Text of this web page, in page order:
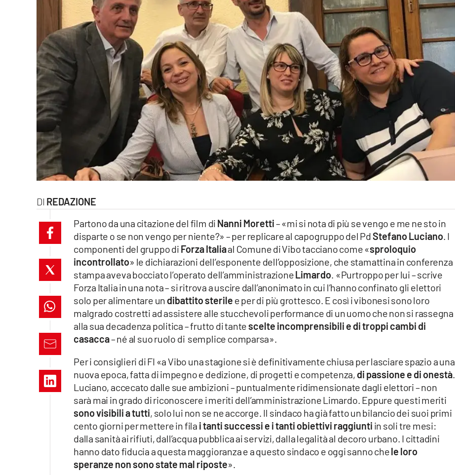
Lac Network
lacitymag.it
cosenzachannel.it
ilvibonese.it
catanzarochannel.it
lacapitalenews.it
Vai
REDAZIONE
Partono da una citazione del film di Nanni Moretti– «mi si nota di più se vengo e me ne sto in
disparte o se non vengo per niente?» – per replicare al capogruppo del PdStefano Luciano. I
componenti del gruppo di Forza Italiaal Comune di Vibo tacciano come «sproloquio
incontrollato» le dichiarazioni dell’esponente dell’opposizione, che stamattina in conferenza
stampa aveva bocciato l’operato dell’amministrazioneLimardo. «Purtroppo per lui – scrive
Forza Italia in una nota – si ritrova a uscire dall’anonimato in cui l’hanno confinato gli elettori
solo per alimentare un dibattito sterile e per di più grottesco. E così i vibonesi sono loro
malgrado costretti ad assistere alle stucchevoli performance di un uomo che non si rassegna
alla sua decadenza politica – frutto di tante scelte incomprensibili e di troppi cambi di
casacca– né al suo ruolo di semplice comparsa».
Per i consiglieri di FI «a Vibo una stagione si è definitivamente chiusa per lasciare spazio a una
nuova epoca, fatta di impegno e dedizione, di progetti e competenza, di passione e di onestà.
Luciano, accecato dalle sue ambizioni – puntualmente ridimensionate dagli elettori – non
sarà mai in grado di riconoscere i meriti dell’amministrazione Limardo. Eppure questi meriti
sono visibili a tutti, solo lui non se ne accorge. Il sindaco ha già fatto un bilancio dei suoi primi
cento giorni per mettere in fila i tanti successi e i tanti obiettivi raggiunti in soli tre mesi:
dalla sanità ai rifiuti, dall’acqua pubblica ai servizi, dalla legalità al decoro urbano. I cittadini
hanno dato fiducia a questa maggioranza e a questo sindaco e oggi sanno chele loro
speranze non sono state mal riposte».